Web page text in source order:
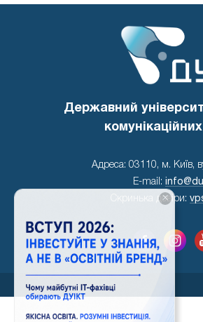
Державний
Адреса: 03110, м. Київ,
E-mail:
Скринька довіри:
×